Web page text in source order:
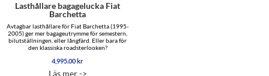
Lasthållare bagagelucka Fiat
Barchetta
Avtagbar lasthållare för Fiat Barchetta (1995-
2005) ger mer bagageutrymme för semestern,
bilutställningen, eller långfärd. Eller bara för
den klassiska roadsterlooken?
4,995.00kr
Läs mer ->